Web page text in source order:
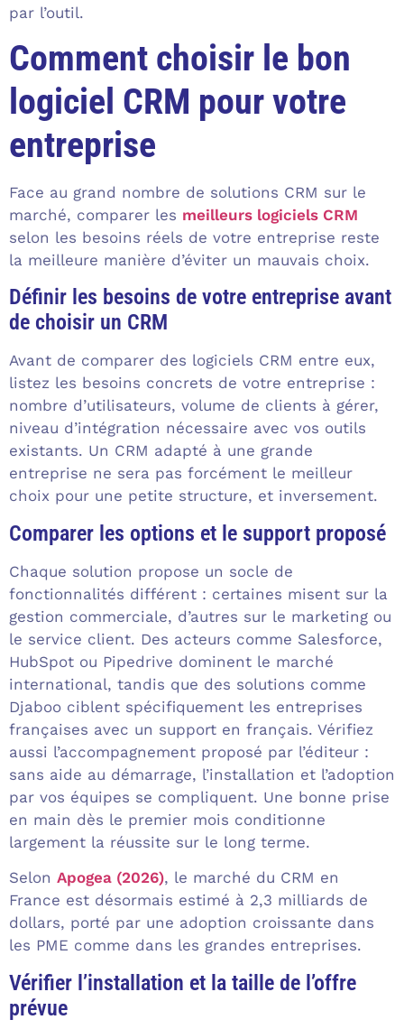
par l’outil.
Comment choisir le bon
logiciel CRM pour votre
entreprise
Face au grand nombre de solutions CRM sur le
marché, comparer les meilleurs logiciels CRM
selon les besoins réels de votre entreprise reste
la meilleure manière d’éviter un mauvais choix.
Définir les besoins de votre entreprise avant
de choisir un CRM
Avant de comparer des logiciels CRM entre eux,
listez les besoins concrets de votre entreprise :
nombre d’utilisateurs, volume de clients à gérer,
niveau d’intégration nécessaire avec vos outils
existants. Un CRM adapté à une grande
entreprise ne sera pas forcément le meilleur
choix pour une petite structure, et inversement.
Comparer les options et le support proposé
Chaque solution propose un socle de
fonctionnalités différent : certaines misent sur la
gestion commerciale, d’autres sur le marketing ou
le service client. Des acteurs comme Salesforce,
HubSpot ou Pipedrive dominent le marché
international, tandis que des solutions comme
Djaboo ciblent spécifiquement les entreprises
françaises avec un support en français. Vérifiez
aussi l’accompagnement proposé par l’éditeur :
sans aide au démarrage, l’installation et l’adoption
par vos équipes se compliquent. Une bonne prise
en main dès le premier mois conditionne
largement la réussite sur le long terme.
Selon Apogea (2026), le marché du CRM en
France est désormais estimé à 2,3 milliards de
dollars, porté par une adoption croissante dans
les PME comme dans les grandes entreprises.
Vérifier l’installation et la taille de l’offre
prévue